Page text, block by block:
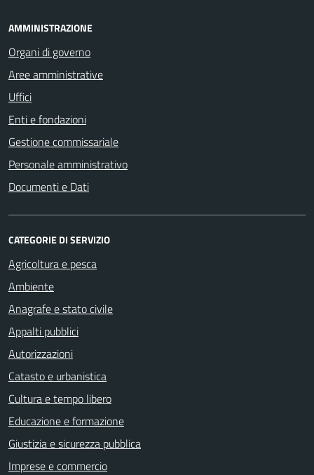
AMMINISTRAZIONE
Organi di governo
Aree amministrative
Uffici
Enti e fondazioni
Gestione commissariale
Personale amministrativo
Documenti e Dati
CATEGORIE DI SERVIZIO
Agricoltura e pesca
Ambiente
Anagrafe e stato civile
Appalti pubblici
Autorizzazioni
Catasto e urbanistica
Cultura e tempo libero
Educazione e formazione
Giustizia e sicurezza pubblica
Imprese e commercio